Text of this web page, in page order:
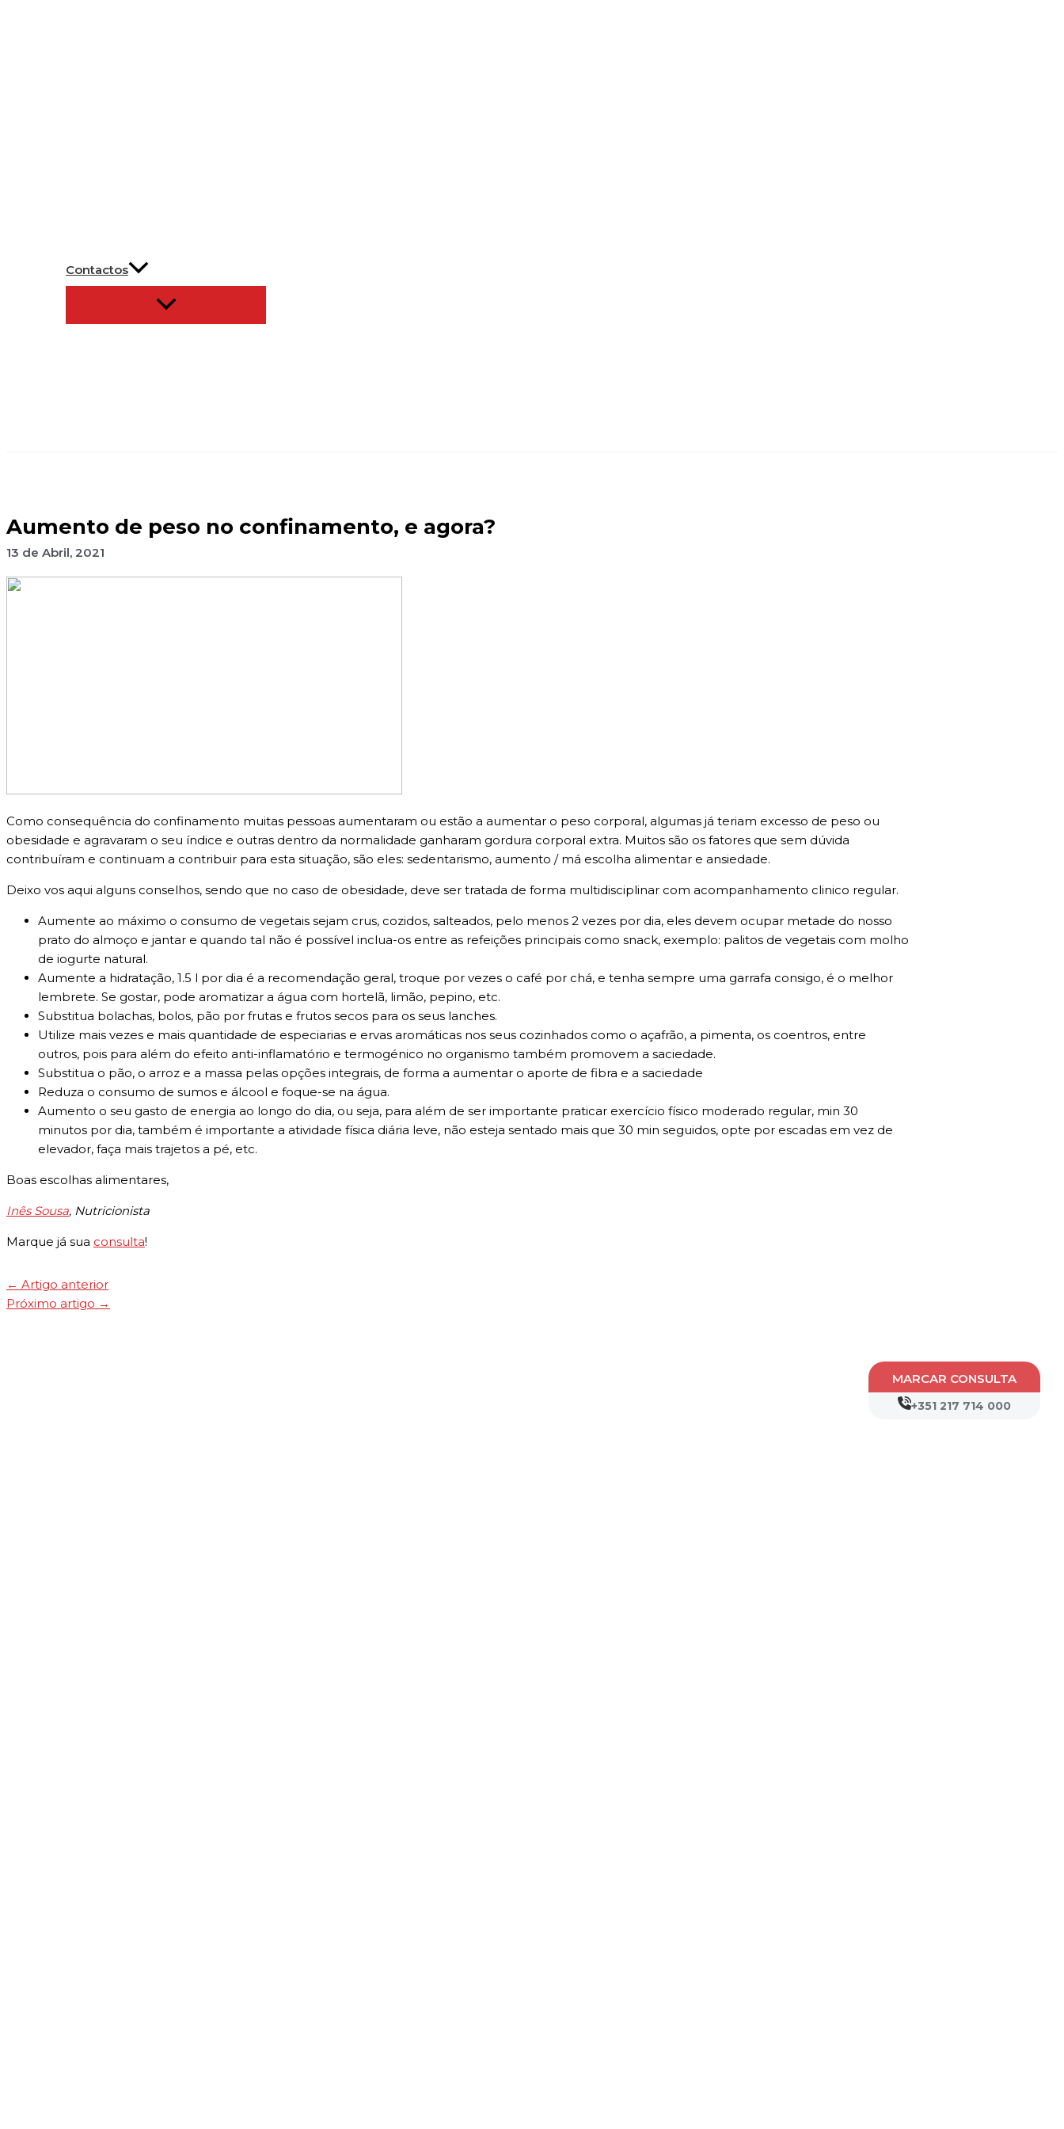
MARCAR CONSULTA
+351 217 714 000
Contactos
Aumento de peso no confinamento, e agora?
13 de Abril, 2021
Como consequência do confinamento muitas pessoas aumentaram ou estão a aumentar o peso corporal, algumas já teriam excesso de peso ou
obesidade e agravaram o seu índice e outras dentro da normalidade ganharam gordura corporal extra. Muitos são os fatores que sem dúvida
contribuíram e continuam a contribuir para esta situação, são eles: sedentarismo, aumento / má escolha alimentar e ansiedade.
Deixo vos aqui alguns conselhos, sendo que no caso de obesidade, deve ser tratada de forma multidisciplinar com acompanhamento clinico regular.
Aumente ao máximo o consumo de vegetais sejam crus, cozidos, salteados, pelo menos 2 vezes por dia, eles devem ocupar metade do nosso
prato do almoço e jantar e quando tal não é possível inclua-os entre as refeições principais como snack, exemplo: palitos de vegetais com molho
de iogurte natural.
Aumente a hidratação, 1.5 l por dia é a recomendação geral, troque por vezes o café por chá, e tenha sempre uma garrafa consigo, é o melhor
lembrete. Se gostar, pode aromatizar a água com hortelã, limão, pepino, etc.
Substitua bolachas, bolos, pão por frutas e frutos secos para os seus lanches.
Utilize mais vezes e mais quantidade de especiarias e ervas aromáticas nos seus cozinhados como o açafrão, a pimenta, os coentros, entre
outros, pois para além do efeito anti-inflamatório e termogénico no organismo também promovem a saciedade.
Substitua o pão, o arroz e a massa pelas opções integrais, de forma a aumentar o aporte de fibra e a saciedade
Reduza o consumo de sumos e álcool e foque-se na água.
Aumento o seu gasto de energia ao longo do dia, ou seja, para além de ser importante praticar exercício físico moderado regular, min 30
minutos por dia, também é importante a atividade física diária leve, não esteja sentado mais que 30 min seguidos, opte por escadas em vez de
elevador, faça mais trajetos a pé, etc.
Boas escolhas alimentares,
Inês Sousa, Nutricionista
Marque já sua consulta!
← Artigo anterior
Próximo artigo →